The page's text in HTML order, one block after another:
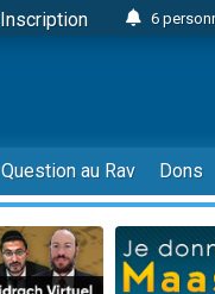
Inscription
6
2
17
4
Il
23
Eva
Question au Rav Dons